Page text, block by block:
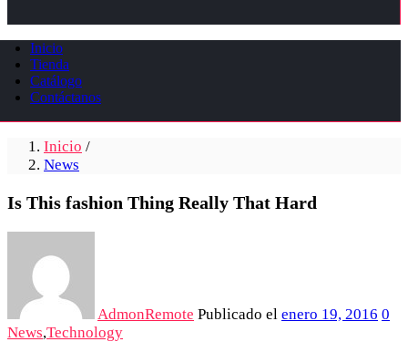
Inicio
Tienda
Catálogo
Contáctanos
Inicio /
News
Is This fashion Thing Really That Hard
AdmonRemote Publicado el enero 19, 2016 0
News,Technology